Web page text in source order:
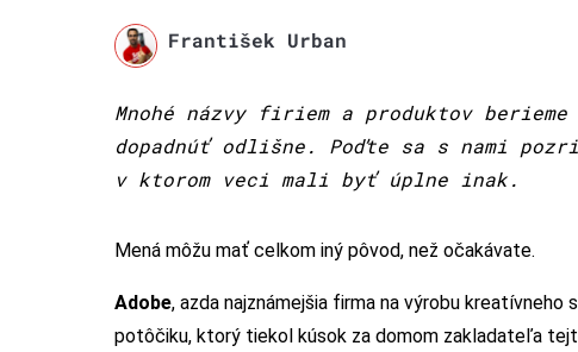
František Urban
Mnohé názvy firiem a produktov
dopadnúť odlišne. Poďte sa s nami
v ktorom veci mali byť úplne inak.
Mená môžu mať celkom iný pôvod, než očakávate.
Adobe, azda najznámejšia firma na výrobu
potôčiku, ktorý tiekol kúsok za domom zakladateľa